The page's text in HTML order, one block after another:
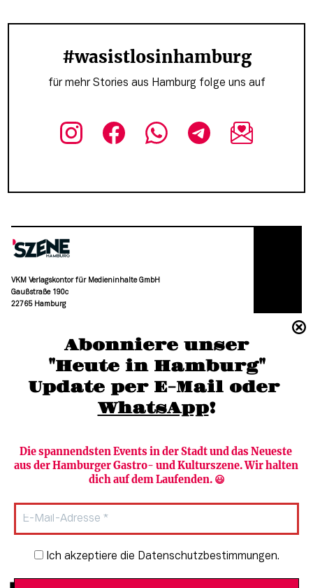
Abonniere unser
"Heute in Hamburg"
Update per E-Mail oder
WhatsApp!
Die spannendsten Events in der Stadt und das Neueste
aus der Hamburger Gastro- und Kulturszene. Wir halten
dich auf dem Laufenden. 😃
Newsletter-Anmeldung
Ich akzeptiere die Datenschutzbestimmungen.
#wasistlosinhamburg
für mehr Stories aus Hamburg folge uns auf
VKM Verlagskontor für Medieninhalte GmbH
Gaußstraße 190c
22765 Hamburg
moc.grubmah-enezs@ofni
Newsletter abonnieren
HAMBURG PUR
Verlag